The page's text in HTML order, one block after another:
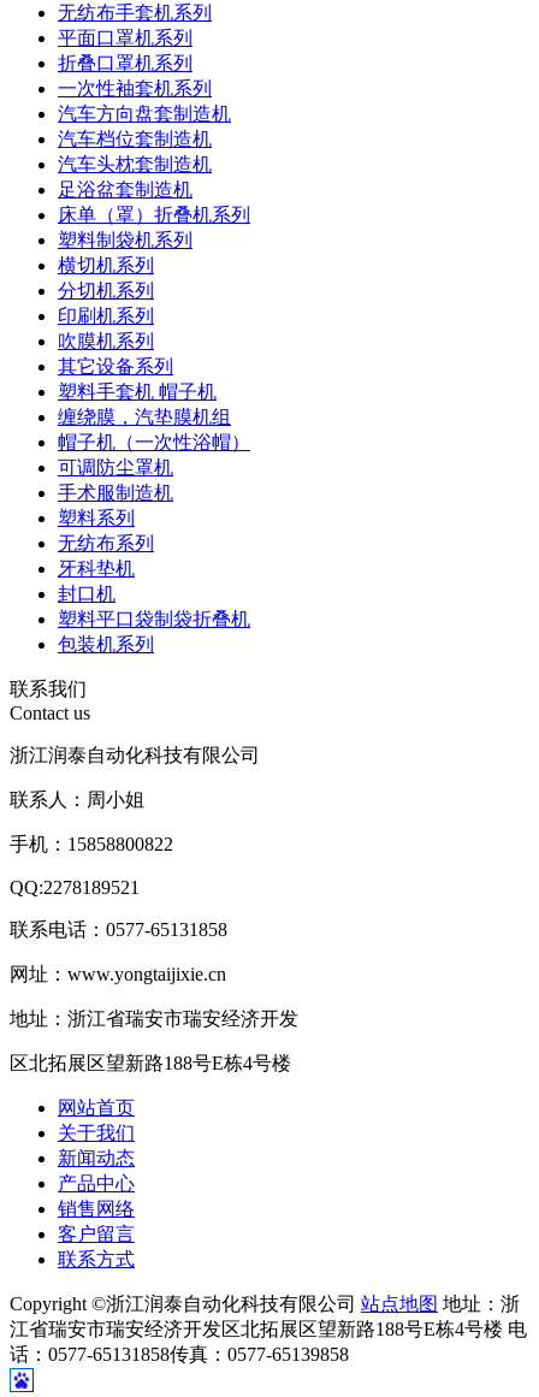
无纺布手套机系列
平面口罩机系列
折叠口罩机系列
一次性袖套机系列
汽车方向盘套制造机
汽车档位套制造机
汽车头枕套制造机
足浴盆套制造机
床单（罩）折叠机系列
塑料制袋机系列
横切机系列
分切机系列
印刷机系列
吹膜机系列
其它设备系列
塑料手套机 帽子机
缠绕膜，汽垫膜机组
帽子机（一次性浴帽）
可调防尘罩机
手术服制造机
塑料系列
无纺布系列
牙科垫机
封口机
塑料平口袋制袋折叠机
包装机系列
联系我们
Contact us
浙江润泰自动化科技有限公司
联系人：周小姐
手机：15858800822
QQ:2278189521
联系电话：0577-65131858
网址：www.yongtaijixie.cn
地址：浙江省瑞安市瑞安经济开发
区北拓展区望新路188号E栋4号楼
网站首页
关于我们
新闻动态
产品中心
销售网络
客户留言
联系方式
Copyright ©浙江润泰自动化科技有限公司 站点地图 地址：浙
江省瑞安市瑞安经济开发区北拓展区望新路188号E栋4号楼 电
话：0577-65131858传真：0577-65139858